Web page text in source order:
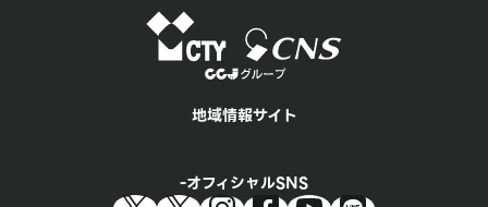
地域情報サイト
オフィシャルSNS